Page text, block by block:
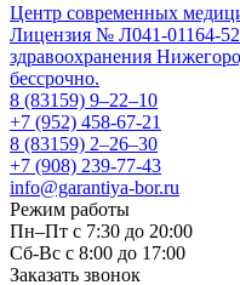
Центр современных
Лицензия № Л041-01164-
здравоохранения
бессрочно.
8 (83159) 9–22–10
+7 (952) 458-67-21
8 (83159) 2–26–30
+7 (908) 239-77-43
info@garantiya-bor.ru
Режим работы
Пн–Пт с 7:30 до 20:00
Cб-Вс с 8:00 до 17:00
Заказать звонок